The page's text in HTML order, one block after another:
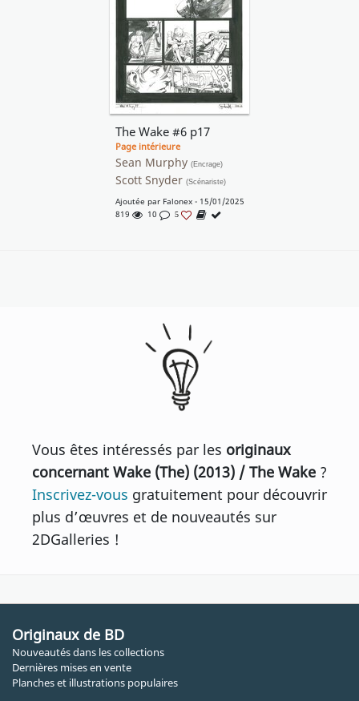
The Wake #6 p17
Page intérieure
Sean Murphy (Encrage)
Scott Snyder (Scénariste)
Ajoutée par Falonex- 15/01/2025
819
10 5
Vous êtes intéressés par les originaux
concernant Wake (The) (2013) / The Wake ?
Inscrivez-vous gratuitement pour découvrir
plus d’œuvres et de nouveautés sur
2DGalleries !
Originaux de BD
Nouveautés dans les collections
Dernières mises en vente
Planches et illustrations populaires